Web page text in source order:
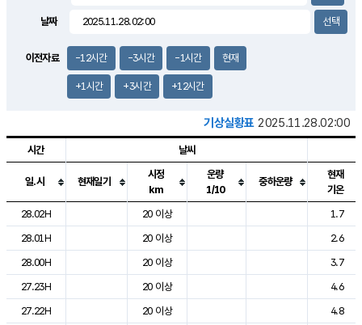
3.2m/s
날짜
이전자료 -12시간 -3시간 -1시간 현재
+1시간 +3시간 +12시간
기상실황표 2025.11.28.02:00
도시별 기상실황표로 지점, 날씨, 기온, 강수, 바람, 기압등을 안내한 표입
시간 날씨
일.시 현재일기
시정
km
운량
1/10
중하운량
현재
기온
28.02H
20 이상
1.7
28.01H
20 이상
2.6
28.00H
20 이상
3.7
27.23H
20 이상
4.6
27.22H
20 이상
4.8